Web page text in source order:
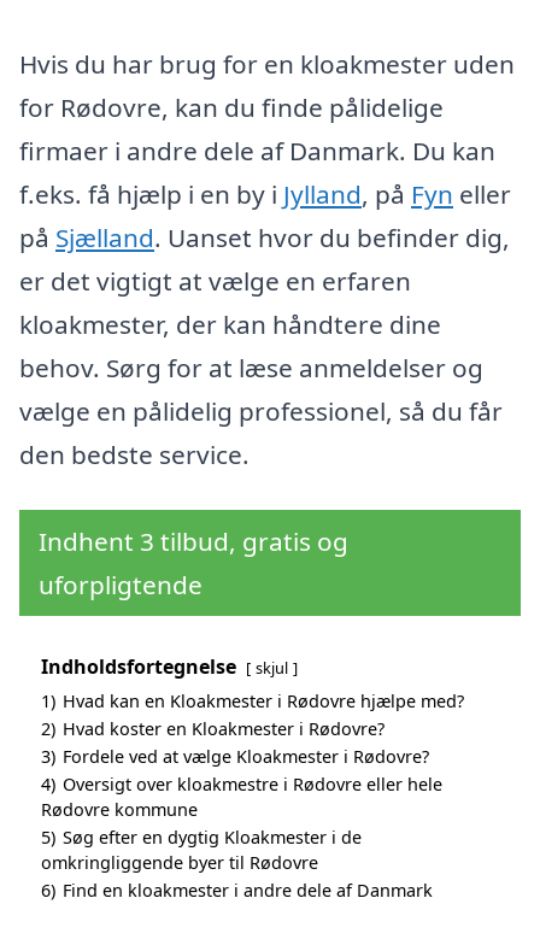
Hvis du har brug for en kloakmester uden
for Rødovre, kan du finde pålidelige
firmaer i andre dele af Danmark. Du kan
f.eks. få hjælp i en by i Jylland, på Fyn eller
på Sjælland. Uanset hvor du befinder dig,
er det vigtigt at vælge en erfaren
kloakmester, der kan håndtere dine
behov. Sørg for at læse anmeldelser og
vælge en pålidelig professionel, så du får
den bedste service.
Indhent 3 tilbud, gratis og
uforpligtende
Indholdsfortegnelse skjul
1) Hvad kan en Kloakmester i Rødovre hjælpe med?
2) Hvad koster en Kloakmester i Rødovre?
3) Fordele ved at vælge Kloakmester i Rødovre?
4) Oversigt over kloakmestre i Rødovre eller hele
Rødovre kommune
5) Søg efter en dygtig Kloakmester i de
omkringliggende byer til Rødovre
6) Find en kloakmester i andre dele af Danmark